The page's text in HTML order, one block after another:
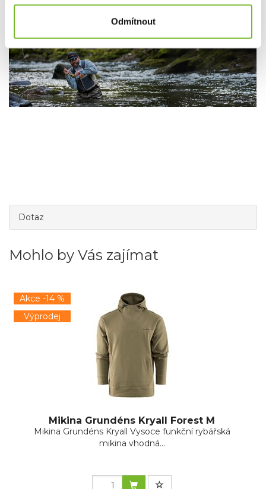
Odmítnout
Grundéns pro Českou republiku a Slovensko.
Dotaz
Mohlo by Vás zajímat
Akce -14 %
Výprodej
Mikina Grundéns Kryall Forest M
Mikina Grundéns Kryall Vysoce funkční rybářská
mikina vhodná...